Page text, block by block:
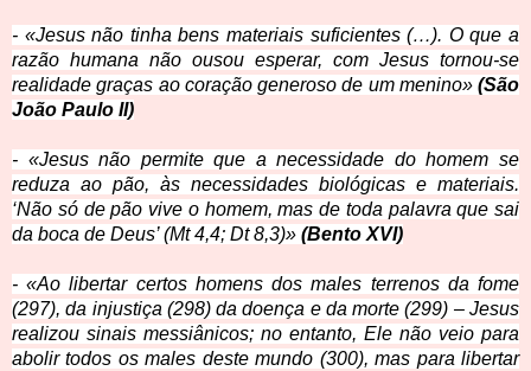
- «Jesus não tinha bens materiais suficientes (…). O que a
razão humana não ousou esperar, com Jesus tornou-se
realidade graças ao coração generoso de um menino» (São
João Paulo II)
- «Jesus não permite que a necessidade do homem se
reduza ao pão, às necessidades biológicas e materiais.
‘Não só de pão vive o homem, mas de toda palavra que sai
da boca de Deus’ (Mt 4,4; Dt 8,3)» (Bento XVI)
- «Ao libertar certos homens dos males terrenos da fome
(297), da injustiça (298) da doença e da morte (299) – Jesus
realizou sinais messiânicos; no entanto, Ele não veio para
abolir todos os males deste mundo (300), mas para libertar